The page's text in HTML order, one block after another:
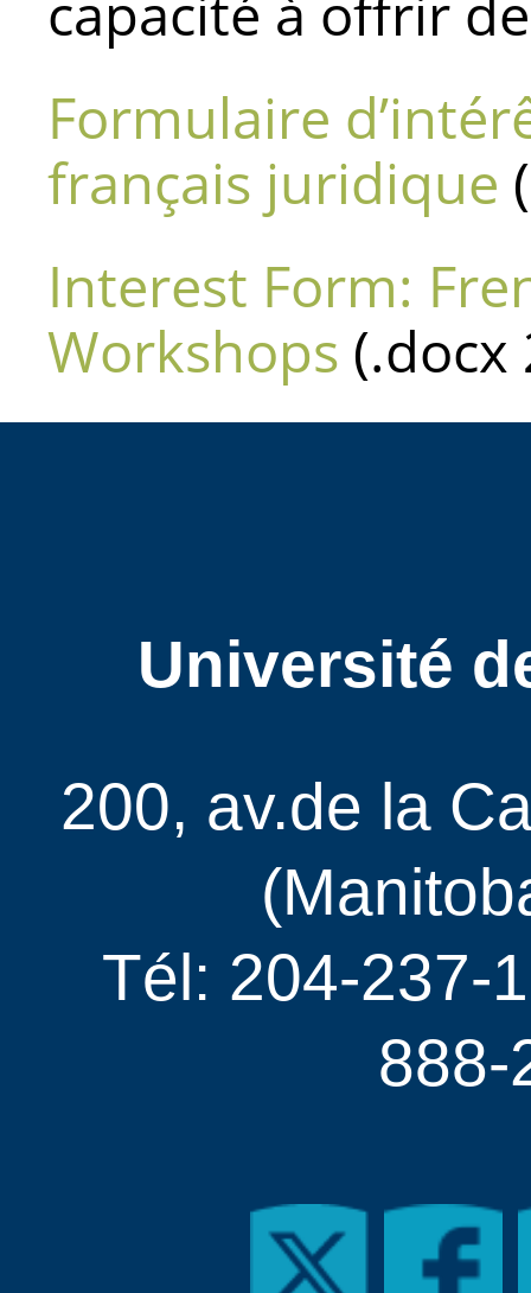
Formulaire
français juridique
Interest Form:
Workshops (.docx
Université
200, av.de la
Tél: 204-237-
888-